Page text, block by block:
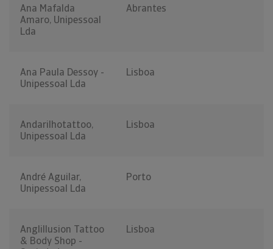
Ana Mafalda
Amaro, Unipessoal
Lda
Abrantes
Ana Paula Dessoy -
Unipessoal Lda
Lisboa
Andarilhotattoo,
Unipessoal Lda
Lisboa
André Aguilar,
Unipessoal Lda
Porto
Anglillusion Tattoo
& Body Shop -
Lisboa